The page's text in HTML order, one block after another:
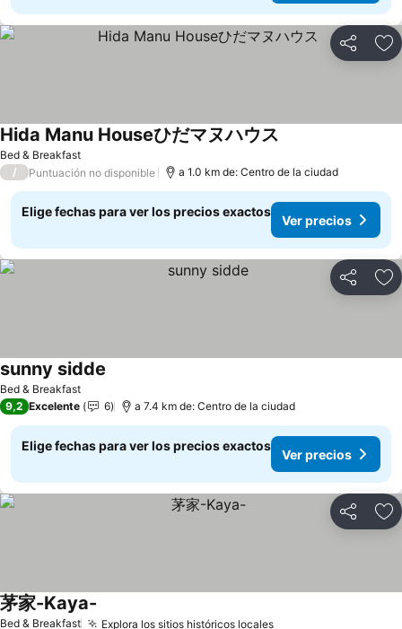
Compartir
Bed & Breakfast
Hida Manu Houseひだマヌハウス
/ Puntuación no disponible a 1.0 km de: Centro de la ciudad
Elige fechas para ver los precios exactos
Ver precios
Compartir
Bed & Breakfast
sunny sidde
9,2 Excelente 6 a 7.4 km de: Centro de la ciudad
Elige fechas para ver los precios exactos
Ver precios
Compartir
Bed & Breakfast Explora los sitios históricos locales
茅家-Kaya-